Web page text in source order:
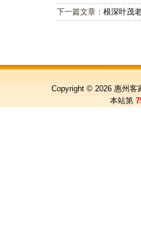
下一篇文章：根深叶茂
Copyright © 2026 惠州客
本站第